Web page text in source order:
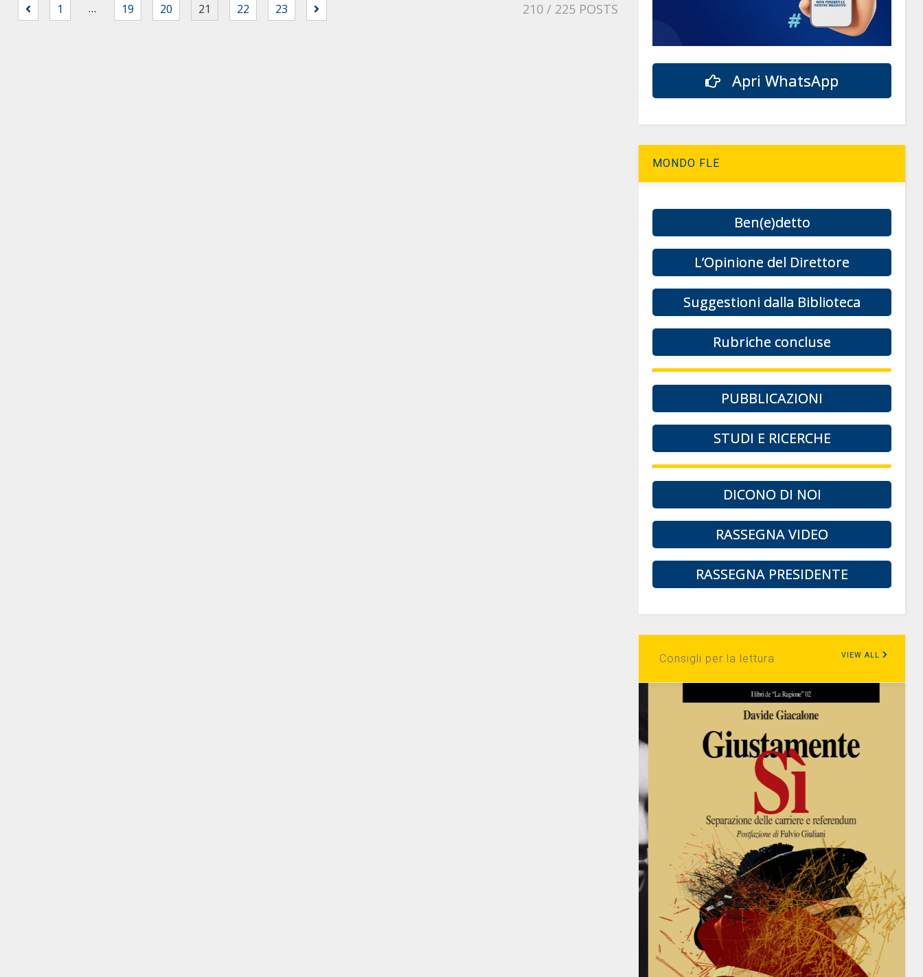
1 … 19 20 21 22 23 210 / 225 POSTS
Apri WhatsApp
MONDO FLE
Ben(e)detto
L’Opinione del Direttore
Suggestioni dalla Biblioteca
Rubriche concluse
PUBBLICAZIONI
STUDI E RICERCHE
DICONO DI NOI
RASSEGNA VIDEO
RASSEGNA PRESIDENTE
Consigli per la lettura VIEW ALL